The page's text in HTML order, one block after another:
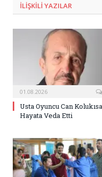
ILIŞKILI YAZILAR
01.08.2026
Usta Oyuncu Can Kolukısa
Hayata Veda Etti